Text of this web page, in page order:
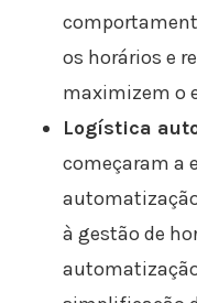
os horários e
maximizem o
Logística
começaram a
à gestão de